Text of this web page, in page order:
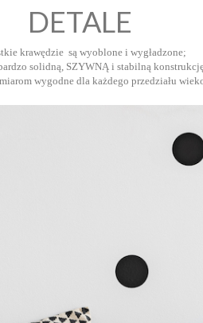
DETALE
krawędzie są wyoblone i wygładzone;
solidną, SZYWNĄ i stabilną
wygodne dla każdego przedziału